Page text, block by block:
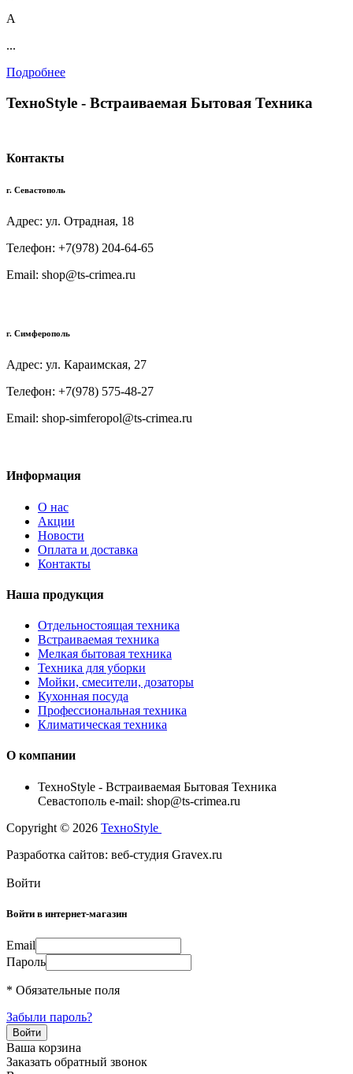
А
...
Подробнее
TexноStyle - Встраиваемая Бытовая Техника
Контакты
г. Севастополь
Адрес: ул. Отрадная, 18
Телефон: +7(978) 204-64-65
Email: shop@ts-crimea.ru
г. Симферополь
Адрес: ул. Караимская, 27
Телефон: +7(978) 575-48-27
Email: shop-simferopol@ts-crimea.ru
Информация
О нас
Акции
Новости
Оплата и доставка
Контакты
Наша продукция
Отдельностоящая техника
Встраиваемая техника
Мелкая бытовая техника
Техника для уборки
Мойки, смесители, дозаторы
Кухонная посуда
Профессиональная техника
Климатическая техника
О компании
TexноStyle - Встраиваемая Бытовая Техника
Севастополь e-mail: shop@ts-crimea.ru
Copyright © 2026 TexноStyle
Разработка сайтов: веб-студия Gravex.ru
Войти
Войти в интернет-магазин
Email
Пароль
* Обязательные поля
Забыли пароль?
Ваша корзина
Заказать обратный звонок